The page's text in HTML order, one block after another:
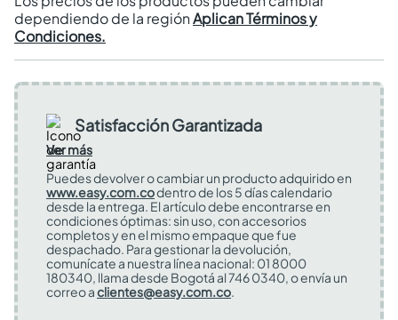
dependiendo de la regiónAplican Términos y
Condiciones.
Satisfacción Garantizada
Ver más
Puedes devolver o cambiar un producto adquirido en
www.easy.com.codentro de los 5 días calendario
desde la entrega. El artículo debe encontrarse en
condiciones óptimas: sin uso, con accesorios
completos y en el mismo empaque que fue
despachado. Para gestionar la devolución,
comunícate a nuestra línea nacional: 01 8000
180340, llama desde Bogotá al 746 0340, o envía un
correo aclientes@easy.com.co.